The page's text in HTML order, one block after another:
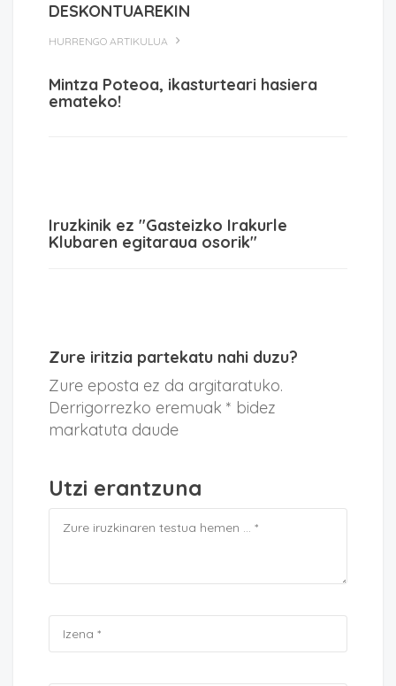
DESKONTUAREKIN
HURRENGO ARTIKULUA
Mintza Poteoa, ikasturteari hasiera
emateko!
Iruzkinik ez "Gasteizko Irakurle
Klubaren egitaraua osorik"
Zure iritzia partekatu nahi duzu?
Zure eposta ez da argitaratuko.
Derrigorrezko eremuak * bidez
markatuta daude
Utzi erantzuna